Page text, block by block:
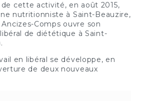
cette activité, en août 2015,
nutritionniste à Saint-Beauzire,
Comps ouvre son
de diététique à Saint-
en libéral se développe, en
de deux nouveaux